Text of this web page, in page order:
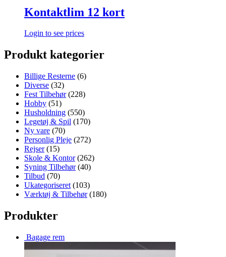
Kontaktlim 12 kort
Login to see prices
Produkt kategorier
Billige Resterne (6)
Diverse (32)
Fest Tilbehør (228)
Hobby (51)
Husholdning (550)
Legetøj & Spil (170)
Ny vare (70)
Personlig Pleje (272)
Rejser (15)
Skole & Kontor (262)
Syning Tilbehør (40)
Tilbud (70)
Ukategoriseret (103)
Værktøj & Tilbehør (180)
Produkter
Bagage rem